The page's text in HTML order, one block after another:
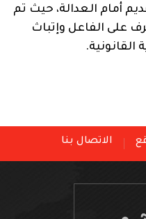
أمام العدالة، حيث تم
على الفاعل وإتباث
الاتصال بنا